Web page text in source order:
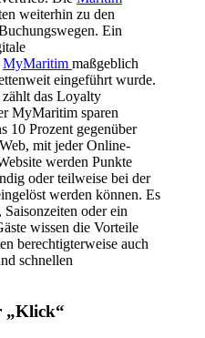
weiterhin zu den
Ein
MyMaritim maßgeblich
eingeführt wurde.
das Loyalty
MyMaritim sparen
10 Prozent gegenüber
mit jeder Online-
werden Punkte
oder teilweise bei der
werden können. Es
oder ein
wissen die Vorteile
berechtigterweise auch
schnellen
„Klick“